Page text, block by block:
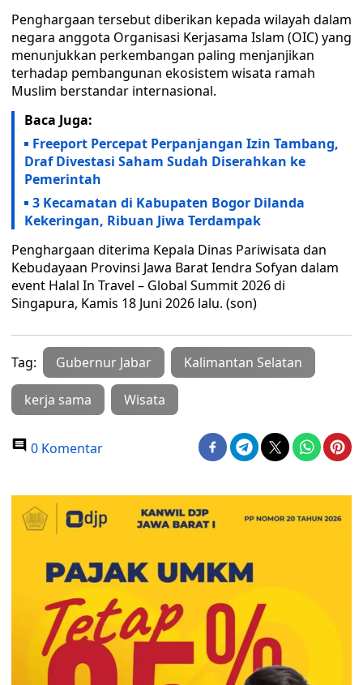
Penghargaan tersebut diberikan kepada wilayah dalam
negara anggota Organisasi Kerjasama Islam (OIC) yang
menunjukkan perkembangan paling menjanjikan
terhadap pembangunan ekosistem wisata ramah
Muslim berstandar internasional.
Baca Juga:
Freeport Percepat Perpanjangan Izin Tambang,
Draf Divestasi Saham Sudah Diserahkan ke
Pemerintah
3 Kecamatan di Kabupaten Bogor Dilanda
Kekeringan, Ribuan Jiwa Terdampak
Penghargaan diterima Kepala Dinas Pariwisata dan
Kebudayaan Provinsi Jawa Barat Iendra Sofyan dalam
event Halal In Travel – Global Summit 2026 di
Singapura, Kamis 18 Juni 2026 lalu. (son)
Tag: Gubernur Jabar Kalimantan Selatan
kerja sama Wisata
0 Komentar